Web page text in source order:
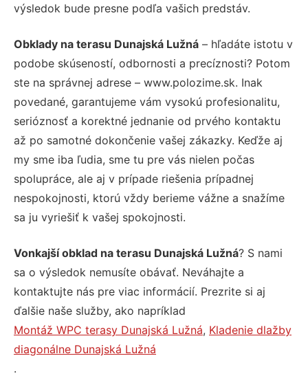
výsledok bude presne podľa vašich predstáv.
Obklady na terasu Dunajská Lužná – hľadáte istotu v
podobe skúseností, odbornosti a precíznosti? Potom
ste na správnej adrese – www.polozime.sk. Inak
povedané, garantujeme vám vysokú profesionalitu,
serióznosť a korektné jednanie od prvého kontaktu
až po samotné dokončenie vašej zákazky. Keďže aj
my sme iba ľudia, sme tu pre vás nielen počas
spolupráce, ale aj v prípade riešenia prípadnej
nespokojnosti, ktorú vždy berieme vážne a snažíme
sa ju vyriešiť k vašej spokojnosti.
Vonkajší obklad na terasu Dunajská Lužná? S nami
sa o výsledok nemusíte obávať. Neváhajte a
kontaktujte nás pre viac informácií. Prezrite si aj
ďalšie naše služby, ako napríklad
Montáž WPC terasy Dunajská Lužná, Kladenie dlažby
diagonálne Dunajská Lužná
.